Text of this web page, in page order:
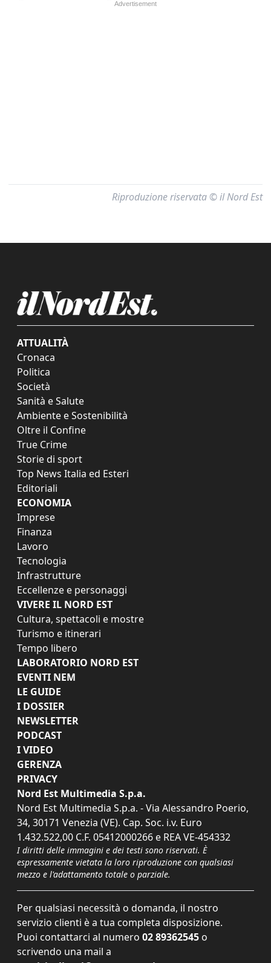
Riproduzione riservata © il Nord Est
ATTUALITÀ
Cronaca
Politica
Società
Sanità e Salute
Ambiente e Sostenibilità
Oltre il Confine
True Crime
Storie di sport
Top News Italia ed Esteri
Editoriali
ECONOMIA
Imprese
Finanza
Lavoro
Tecnologia
Infrastrutture
Eccellenze e personaggi
VIVERE IL NORD EST
Cultura, spettacoli e mostre
Turismo e itinerari
Tempo libero
LABORATORIO NORD EST
EVENTI NEM
LE GUIDE
I DOSSIER
NEWSLETTER
PODCAST
I VIDEO
GERENZA
PRIVACY
Nord Est Multimedia S.p.a.
Nord Est Multimedia S.p.a. - Via Alessandro Poerio,
34, 30171 Venezia (VE). Cap. Soc. i.v. Euro
1.432.522,00 C.F. 05412000266 e REA VE-454332
I diritti delle immagini e dei testi sono riservati. È
espressamente vietata la loro riproduzione con qualsiasi
mezzo e l'adattamento totale o parziale.
Per qualsiasi necessità o domanda, il nostro
servizio clienti è a tua completa disposizione.
Puoi contattarci al numero 02 89362545 o
scrivendo una mail a